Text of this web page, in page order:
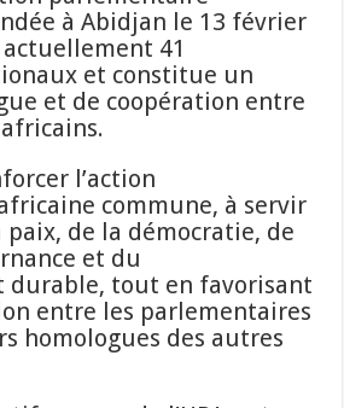
à Abidjan le 13 février
41
et constitue un
et de coopération entre
l’action
commune, à servir
paix, de la démocratie, de
et du
durable, tout en favorisant
entre les parlementaires
homologues des autres